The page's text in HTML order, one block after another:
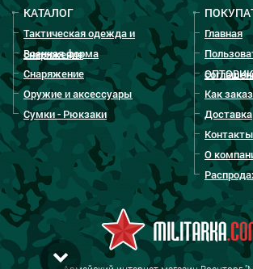
КАТАЛОГ
Тактическая одежда и
снаряжение
Военная форма
Снаряжение
Оружие и аксессуары
Сумки - Рюкзаки
Главная
Как
Доставка
Контакты
О